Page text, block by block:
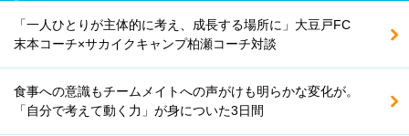
「一人ひとりが主体的に考え、成長する場所に」大豆戸FC
末本コーチ×サカイクキャンプ柏瀬コーチ対談
食事への意識もチームメイトへの声がけも明らかな変化が。
「自分で考えて動く力」が身についた3日間